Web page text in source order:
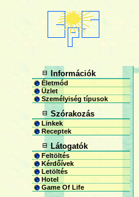
Információk
Életmód
Üzlet
Személyiség típusok
Szórakozás
Linkek
Receptek
Látogatók
Feltöltés
Kérdőívek
Letöltés
Hotel
Game Of Life